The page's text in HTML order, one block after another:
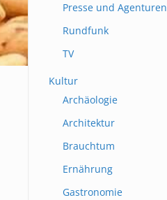
Presse und Agenturen
Rundfunk
TV
Kultur
Archäologie
Architektur
Brauchtum
Ernährung
Gastronomie